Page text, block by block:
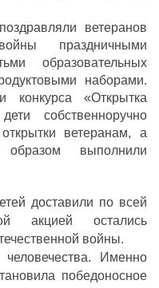
ветеранов
праздничными
образовательных
наборами.
конкурса «Открытка
собственноручно
ветеранам, а
выполнили
доставили по всей
акцией остались
войны.
Именно
победоносное